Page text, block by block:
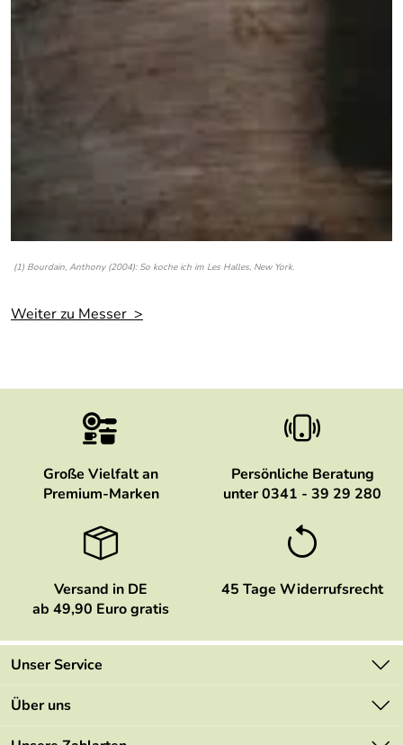
(1) Bourdain, Anthony (2004): So koche ich im Les Halles, New York.
Weiter zu Messer >
Große Vielfalt an
Premium-Marken
Persönliche Beratung
unter 0341 - 39 29 280
Versand in DE
ab 49,90 Euro gratis
45 Tage Widerrufsrecht
Unser Service
Kontakt
Über uns
Marken